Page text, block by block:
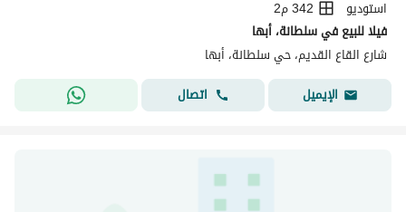
استوديو
342 م2
فيلا للبيع في سلطانة، أبها
شارع القاع القديم، حي سلطانة، أبها
الإيميل
اتصال